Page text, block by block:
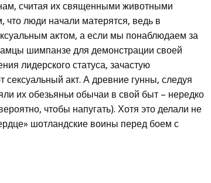
считая их священными животными
что люди начали матерятся, ведь в
актом, а если мы понаблюдаем за
шимпанзе для демонстрации своей
лидерского статуса, зачастую
акт. А древние гунны, следуя
их обезьяньи обычаи в свой быт – нередко
чтобы напугать). Хотя это делали не
шотландские воины перед боем с